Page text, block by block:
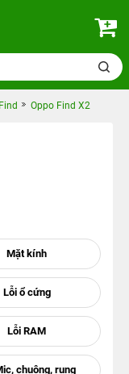
Oppo Find X2